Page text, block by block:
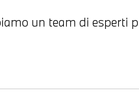
un team di esperti